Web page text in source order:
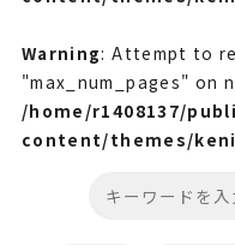
Warning: Attempt to
"max_num_pages" on
/home/r1408137/
content/themes/